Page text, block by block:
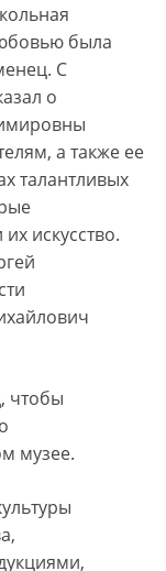
была
С
о
а также ее
талантливых
искусство.
чтобы
музее.